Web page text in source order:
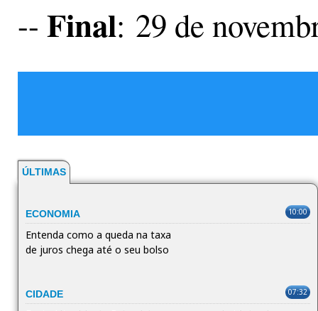
-- Final: 29 de
ÚLTIMAS
ECONOMIA 10:00
Entenda como a queda na taxa
de juros chega até o seu bolso
CIDADE 07:32